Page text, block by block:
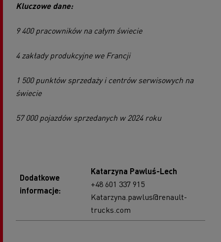
Kluczowe dane:
9 400 pracowników na całym świecie
4 zakłady produkcyjne we Francji
1 500 punktów sprzedaży i centrów serwisowych na
świecie
57 000 pojazdów sprzedanych w 2024 roku
Dodatkowe
informacje:
Katarzyna Pawluś-Lech
+48 601 337 915
Katarzyna.pawlus@renault-
trucks.com